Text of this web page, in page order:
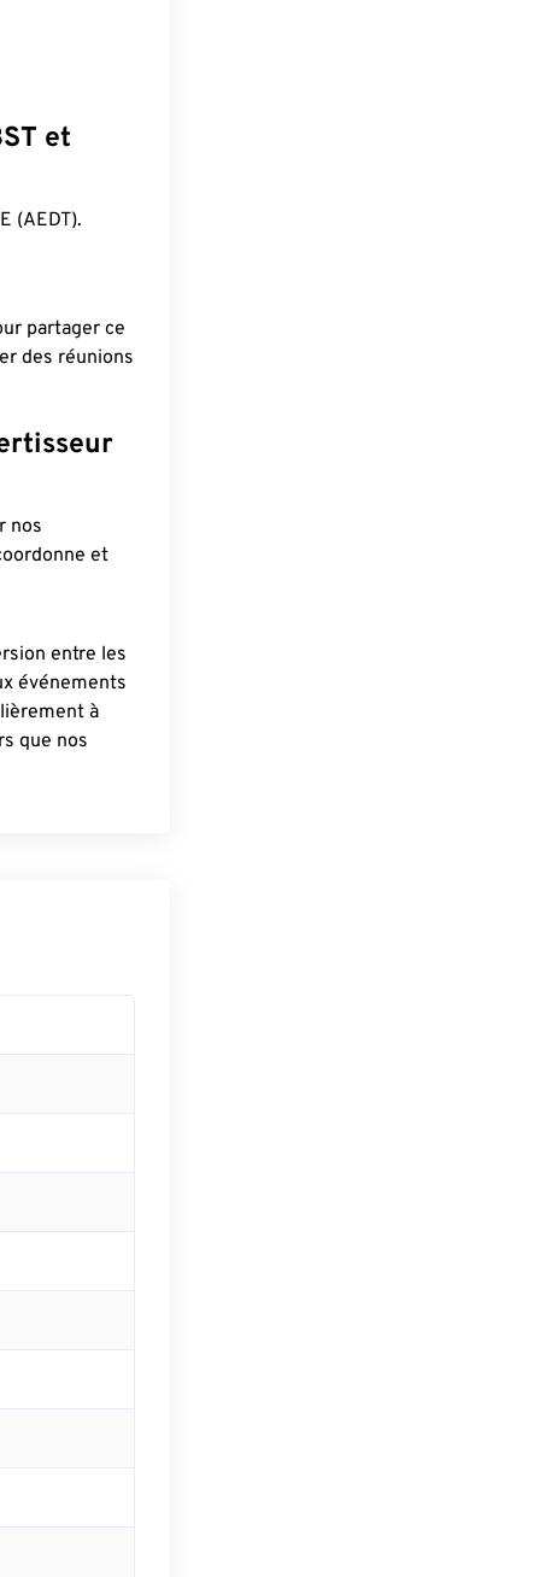
et
(AEDT).
partager ce
des réunions
nos
et
entre les
événements
à
que nos